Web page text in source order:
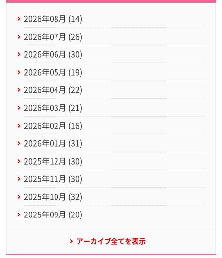
2026年08月 (14)
2026年07月 (26)
2026年06月 (30)
2026年05月 (19)
2026年04月 (22)
2026年03月 (21)
2026年02月 (16)
2026年01月 (31)
2025年12月 (30)
2025年11月 (30)
2025年10月 (32)
2025年09月 (20)
アーカイブ全てを表示